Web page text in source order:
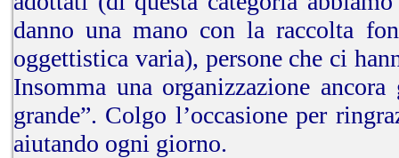
danno una mano con la raccolta
oggettistica varia), persone che ci
Insomma una organizzazione
grande”. Colgo l’occasione per
aiutando ogni giorno.